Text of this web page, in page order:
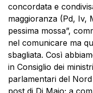
concordata e
maggioranza (Pd, Iv,
pessima mossa”,
nel comunicare ma
sbagliata. Così
in Consiglio dei
parlamentari del
post di Di Maio; a